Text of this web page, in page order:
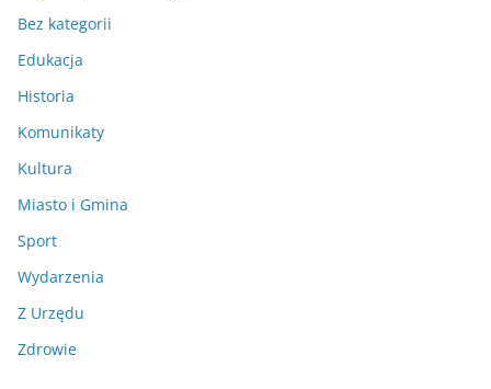
Bez kategorii
Edukacja
Historia
Komunikaty
Kultura
Miasto i Gmina
Sport
Wydarzenia
Z Urzędu
Zdrowie